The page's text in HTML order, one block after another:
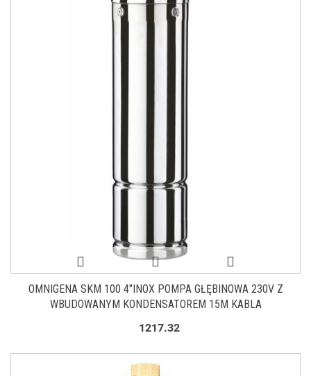
OMNIGENA SKM 100 4"INOX POMPA GŁĘBINOWA 230V Z
WBUDOWANYM KONDENSATOREM 15M KABLA
1217.32